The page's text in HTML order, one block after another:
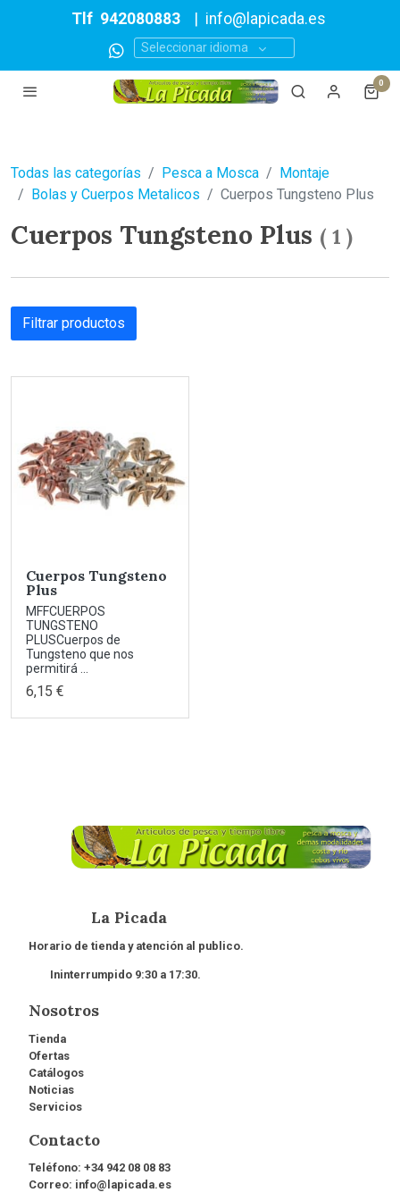
Tlf 942080883 info@lapicada.es
Seleccionar idioma
0
Todas las categorías Pesca a Mosca
Montaje
Bolas y Cuerpos Metalicos
Cuerpos Tungsteno Plus
Cuerpos Tungsteno Plus ( 1 )
Filtrar productos
Cuerpos Tungsteno
Plus
MFFCUERPOS
TUNGSTENO
PLUSCuerpos de
Tungsteno que nos
permitirá ...
6,15 €
La Picada
Horario de tienda y atención al publico.
Ininterrumpido 9:30 a 17:30.
Nosotros
Tienda
Ofertas
Catálogos
Noticias
Servicios
Contacto
Teléfono: +34 942 08 08 83
Correo: info@lapicada.es